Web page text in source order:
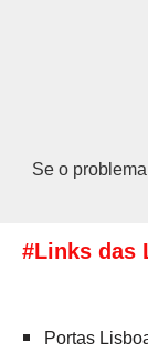
Se o
#Links das
Portas